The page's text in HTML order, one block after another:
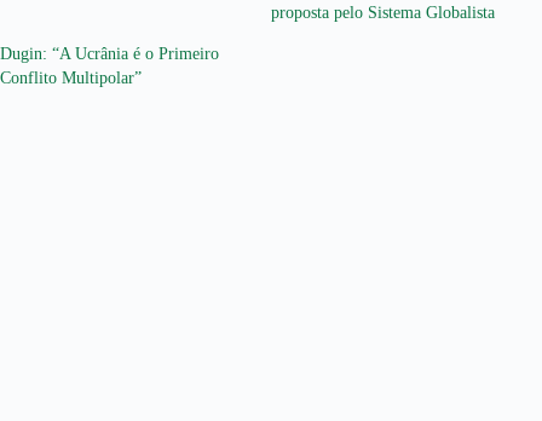
proposta pelo Sistema Globalista
Dugin: “A Ucrânia é o Primeiro
Conflito Multipolar”